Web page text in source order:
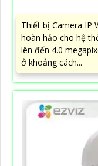
Thiết bị Camera IP
hoàn hảo cho hệ
lên đến 4.0
ở khoảng cách...